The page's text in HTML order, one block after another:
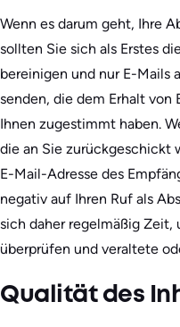
Wenn es darum geht, Ihre
sollten Sie sich als Erstes
bereinigen und nur E-Mails
senden, die dem Erhalt
Ihnen zugestimmt haben.
die an Sie zurückgeschickt
E-Mail-Adresse des
negativ auf Ihren Ruf als
sich daher regelmäßig Zeit,
überprüfen und veraltete
Qualität des